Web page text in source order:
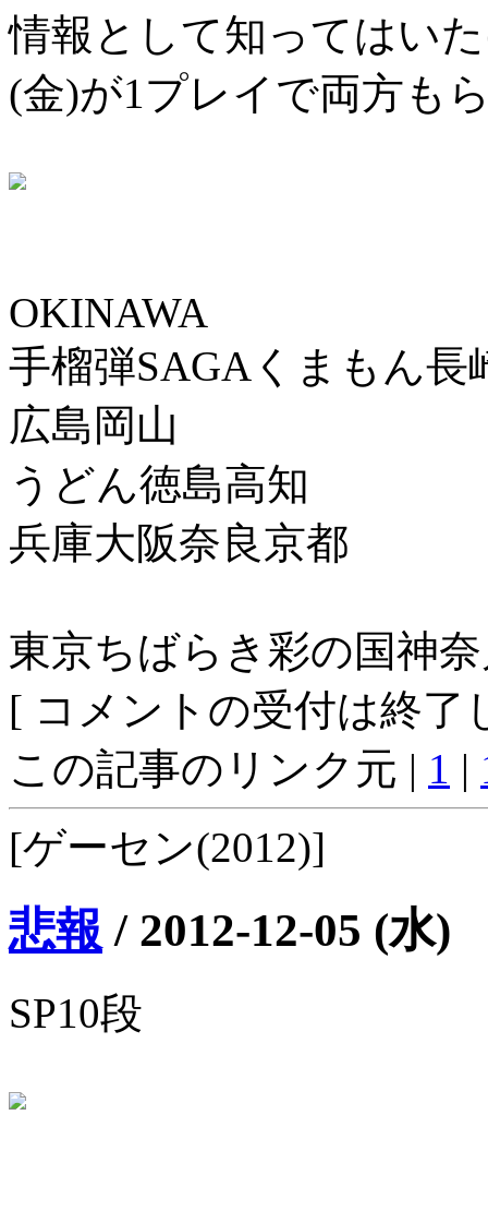
情報として知ってはい
(金)が1プレイで両方も
OKINAWA
手榴弾SAGAくまもん長
広島岡山
うどん徳島高知
兵庫大阪奈良京都
東京ちばらき彩の国神
[ コメントの受付は終了
この記事のリンク元 | 1 |
[ゲーセン(2012)]
悲報 / 2012-12-05 (水)
SP10段